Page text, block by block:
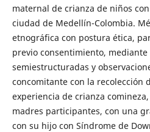
maternal de crianza de niños
ciudad de Medellín-Colombia.
etnográfica con postura ética,
previo consentimiento, mediante
semiestructuradas y
concomitante con la recolección
experiencia de crianza
madres participantes, con una
con su hijo con Síndrome de